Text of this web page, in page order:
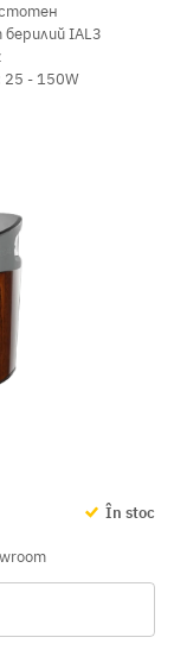
IAL3
- 150W
În stoc